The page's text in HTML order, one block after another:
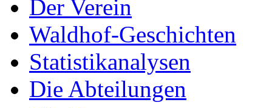
Der Verein
Waldhof-Geschichten
Statistikanalysen
Die Abteilungen